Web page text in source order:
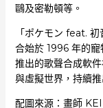
鷗及密勒頓等。
「ポケモン feat.
合始於 1996 年的
推出的歌聲合成軟
與虛擬世界，持續
配圖來源：畫師 KEI